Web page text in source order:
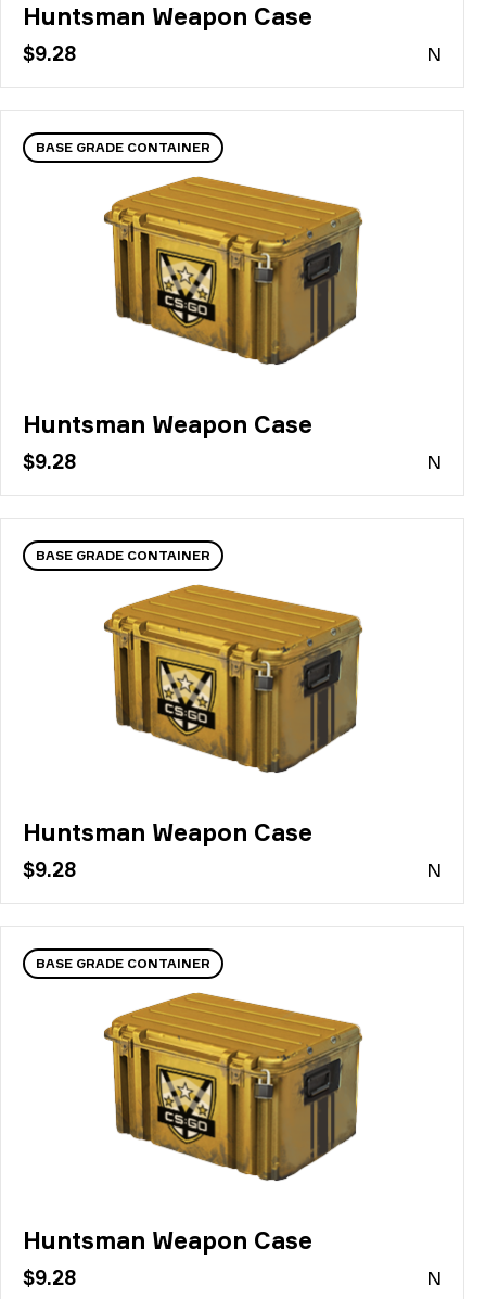
Huntsman Weapon Case
$9.28 N
BASE GRADE CONTAINER
Huntsman Weapon Case
$9.28 N
BASE GRADE CONTAINER
Huntsman Weapon Case
$9.28 N
BASE GRADE CONTAINER
Huntsman Weapon Case
$9.28 N